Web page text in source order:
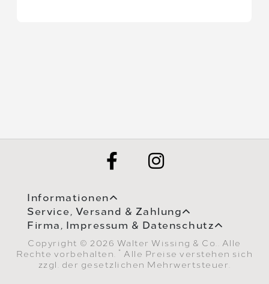
Informationen
Service, Versand & Zahlung
Firma, Impressum & Datenschutz
Copyright © 2026 Walter Wissing & Co.. Alle
Rechte vorbehalten.
* Alle Preise verstehen sich
zzgl. der gesetzlichen Mehrwertsteuer.